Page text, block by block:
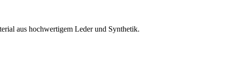
aus hochwertigem Leder und Synthetik.